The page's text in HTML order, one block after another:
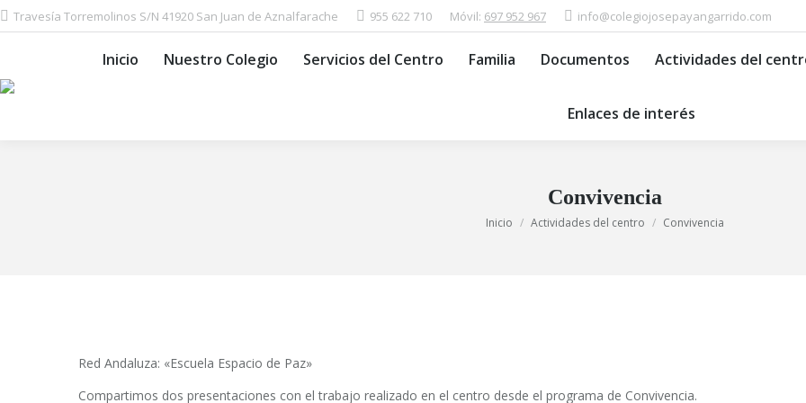
Travesía Torremolinos S/N 41920 San Juan de Aznalfarache 955 622 710 Móvil: 697 952 967 info@colegiojosepayangarrido.com
Inicio Nuestro Colegio Servicios del Centro Familia Documentos Actividades del
Enlaces de interés
Convivencia
Estás aquí:
Inicio Actividades del centro Convivencia
Red Andaluza: «Escuela Espacio de Paz»
Compartimos dos presentaciones con el trabajo realizado en el centro desde el programa de Convivencia.
Inicio Nuestro Colegio Servicios del Centro Familia Documentos Actividades